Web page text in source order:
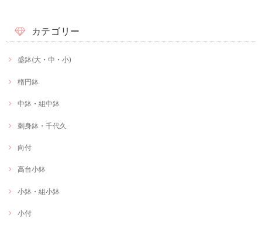
カテゴリー
盛鉢(大・中・小)
楕円鉢
中鉢・組中鉢
刺身鉢・千代久
向付
高台小鉢
小鉢・組小鉢
小付